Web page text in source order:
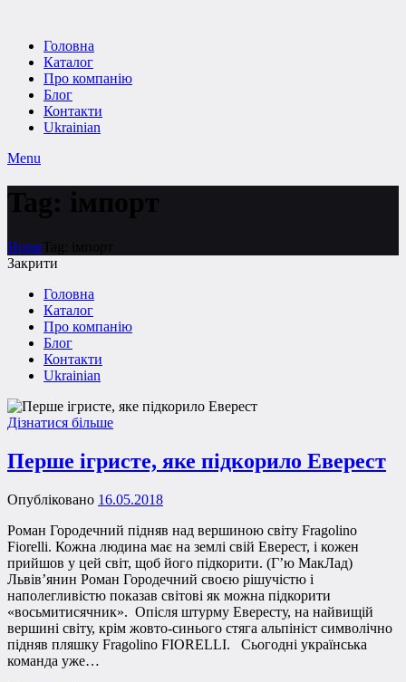
Головна
Каталог
Про компанію
Блог
Контакти
Ukrainian
Menu
Tag: імпорт
Home Tag: імпорт
Закрити
Головна
Каталог
Про компанію
Блог
Контакти
Ukrainian
Дізнатися більше
Перше ігристе, яке підкорило Еверест
Опубліковано 16.05.2018
Роман Городечний підняв над вершиною світу Fragolino
Fiorelli. Кожна людина має на землі свій Еверест, і кожен
прийшов у цей світ, щоб його підкорити. (Г’ю МакЛад)
Львів’янин Роман Городечний своєю рішучістю і
наполегливістю показав світові як можна підкорити
«восьмитисячник». Опісля штурму Евересту, на найвищій
вершині світу, крім жовто-синього стяга альпініст символічно
підняв пляшку Fragolino FIORELLI. Сьогодні українська
команда уже…